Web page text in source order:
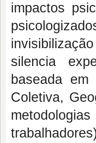
impactos
silencia
baseada
Coletiva,